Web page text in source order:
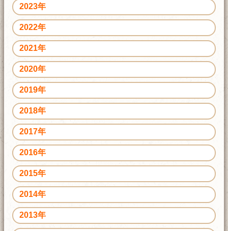
2023年
2022年
2021年
2020年
2019年
2018年
2017年
2016年
2015年
2014年
2013年